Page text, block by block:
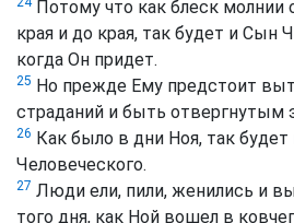
Потому что как блеск молнии
края и до края, так будет и Сын
когда Он придет.
25 Но прежде Ему предстоит
страданий и быть отвергнутым
26 Как было в дни Ноя, так
Человеческого.
27 Люди ели, пили, женились и
того дня, как Ной вошел в